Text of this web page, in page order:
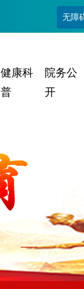
无障
健康科
普
院务公
开